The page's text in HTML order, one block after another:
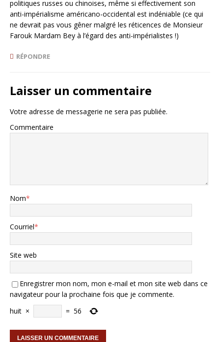
politiques russes ou chinoises, même si effectivement son
anti-impérialisme américano-occidental est indéniable (ce qui
ne devrait pas vous gêner malgré les réticences de Monsieur
Farouk Mardam Bey à l’égard des anti-impérialistes !)
RÉPONDRE
Laisser un commentaire
Votre adresse de messagerie ne sera pas publiée.
Commentaire
Nom*
Courriel*
Site web
Enregistrer mon nom, mon e-mail et mon site web dans ce
navigateur pour la prochaine fois que je commente.
huit × = 56